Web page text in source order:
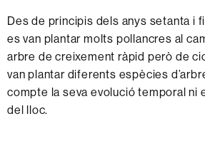
Des de principis dels anys setanta i
es van plantar molts pollancres al
arbre de creixement ràpid però de
van plantar diferents espècies
compte la seva evolució temporal ni
del lloc.